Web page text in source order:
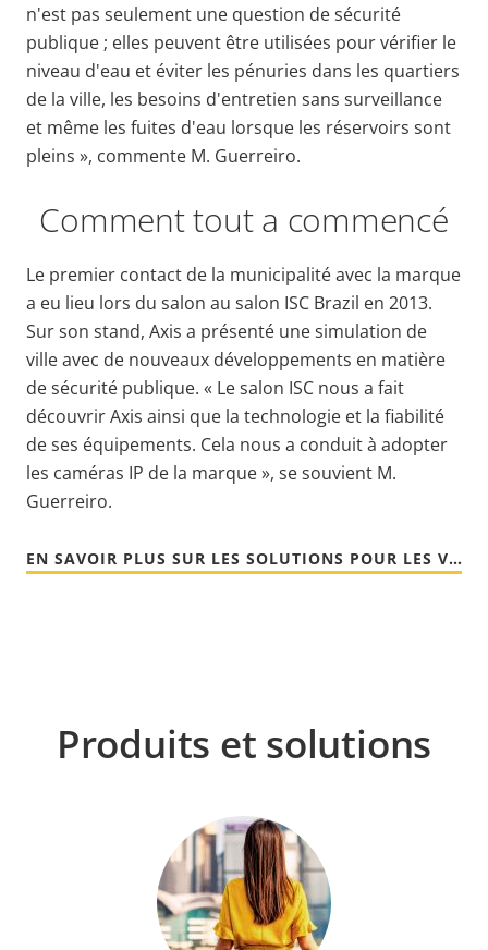
n'est pas seulement une question de sécurité
publique ; elles peuvent être utilisées pour vérifier le
niveau d'eau et éviter les pénuries dans les quartiers
de la ville, les besoins d'entretien sans surveillance
et même les fuites d'eau lorsque les réservoirs sont
pleins », commente M. Guerreiro.
Comment tout a commencé
Le premier contact de la municipalité avec la marque
a eu lieu lors du salon au salon ISC Brazil en 2013.
Sur son stand, Axis a présenté une simulation de
ville avec de nouveaux développements en matière
de sécurité publique. « Le salon ISC nous a fait
découvrir Axis ainsi que la technologie et la fiabilité
de ses équipements. Cela nous a conduit à adopter
les caméras IP de la marque », se souvient M.
Guerreiro.
EN SAVOIR PLUS SUR LES SOLUTIONS POUR LES VILLES INTELLIGENTES
Produits et solutions